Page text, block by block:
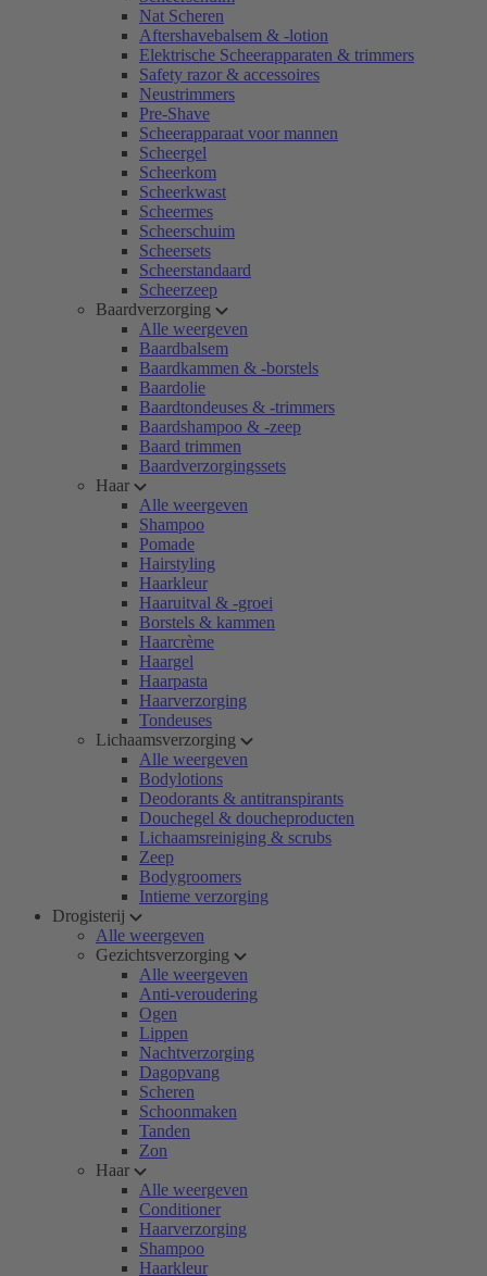
Nat Scheren
Aftershavebalsem & -lotion
Elektrische Scheerapparaten & trimmers
Safety razor & accessoires
Neustrimmers
Pre-Shave
Scheerapparaat voor mannen
Scheergel
Scheerkom
Scheerkwast
Scheermes
Scheerschuim
Scheersets
Scheerstandaard
Scheerzeep
Baardverzorging
Alle weergeven
Baardbalsem
Baardkammen & -borstels
Baardolie
Baardtondeuses & -trimmers
Baardshampoo & -zeep
Baard trimmen
Baardverzorgingssets
Haar
Alle weergeven
Shampoo
Pomade
Hairstyling
Haarkleur
Haaruitval & -groei
Borstels & kammen
Haarcrème
Haargel
Haarpasta
Haarverzorging
Tondeuses
Lichaamsverzorging
Alle weergeven
Bodylotions
Deodorants & antitranspirants
Douchegel & doucheproducten
Lichaamsreiniging & scrubs
Zeep
Bodygroomers
Intieme verzorging
Drogisterij
Alle weergeven
Gezichtsverzorging
Alle weergeven
Anti-veroudering
Ogen
Lippen
Nachtverzorging
Dagopvang
Scheren
Schoonmaken
Tanden
Zon
Haar
Alle weergeven
Conditioner
Haarverzorging
Shampoo
Haarkleur